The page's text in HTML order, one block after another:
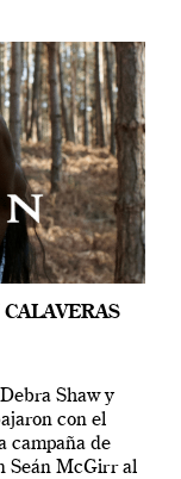
Shaw y
con el
campaña de
Seán McGirr al